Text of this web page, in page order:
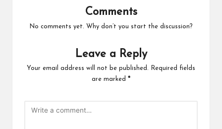
Comments
No comments yet. Why don’t you start the discussion?
Leave a Reply
Your email address will not be published.
Required fields
are marked *